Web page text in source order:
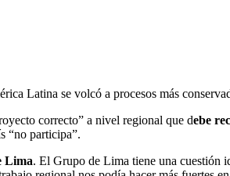
Latina se volcó a procesos más
correcto” a nivel regional que debe
“no participa”.
Lima. El Grupo de Lima tiene una